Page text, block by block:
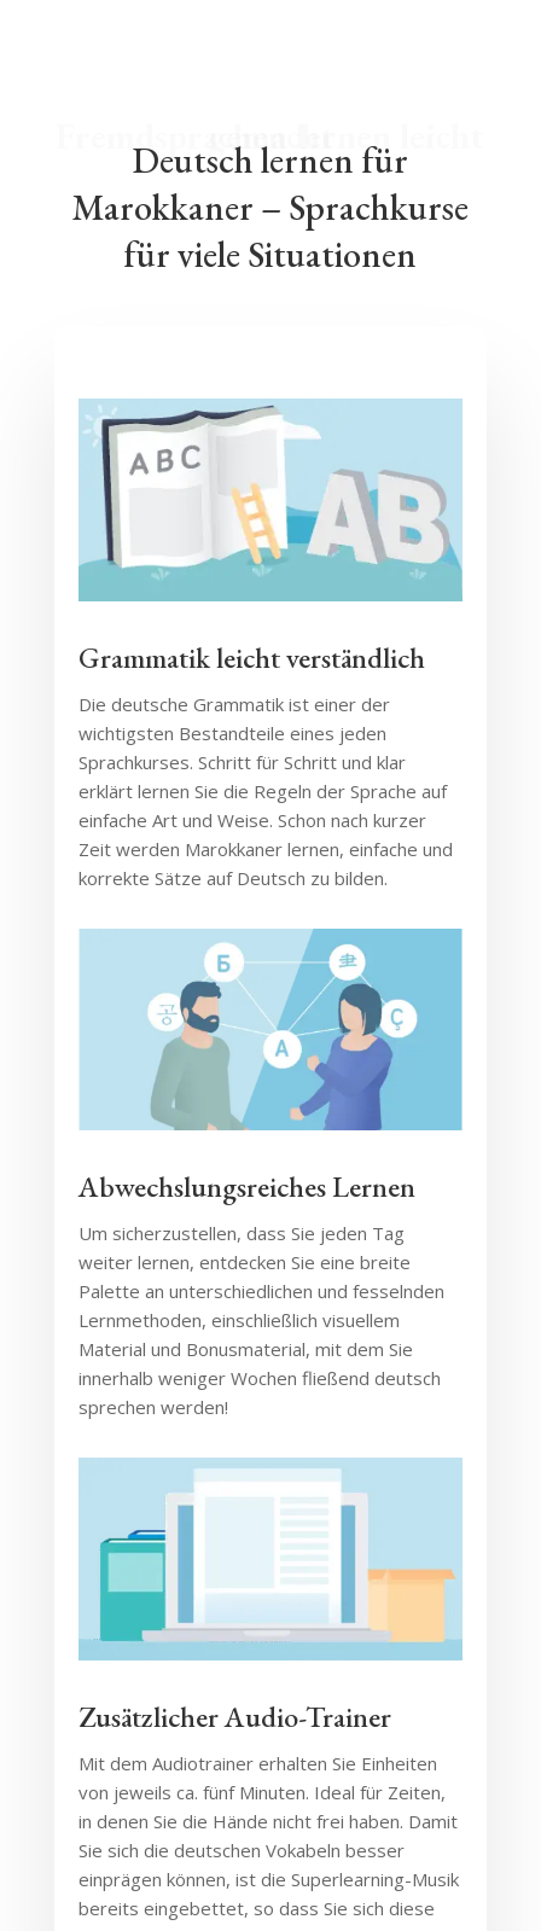
Fremdsprachen lernen leicht gemacht
Deutsch lernen für
Marokkaner – Sprachkurse
für viele Situationen
Grammatik leicht verständlich
Die deutsche Grammatik ist einer der
wichtigsten Bestandteile eines jeden
Sprachkurses. Schritt für Schritt und klar
erklärt lernen Sie die Regeln der Sprache auf
einfache Art und Weise. Schon nach kurzer
Zeit werden Marokkaner lernen, einfache und
korrekte Sätze auf Deutsch zu bilden.
Abwechslungsreiches Lernen
Um sicherzustellen, dass Sie jeden Tag
weiter lernen, entdecken Sie eine breite
Palette an unterschiedlichen und fesselnden
Lernmethoden, einschließlich visuellem
Material und Bonusmaterial, mit dem Sie
innerhalb weniger Wochen fließend deutsch
sprechen werden!
Zusätzlicher Audio-Trainer
Mit dem Audiotrainer erhalten Sie Einheiten
von jeweils ca. fünf Minuten. Ideal für Zeiten,
in denen Sie die Hände nicht frei haben. Damit
Sie sich die deutschen Vokabeln besser
einprägen können, ist die Superlearning-Musik
bereits eingebettet, so dass Sie sich diese